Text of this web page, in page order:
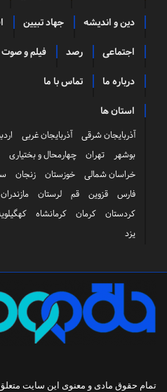
دین و اندیشه جهاد تبیین
اجتماعی رصد فیلم و صوت
درباره ما تماس با ما
استان ها
آذربایجان شرقی آذربایجان غربی
بوشهر
تهران چهارمحال و بختیاری
خراسان شمالی
خوزستان زنجان
فارس
قزوین قم لرستان مازندران
کردستان
کرمان کرمانشاه
یزد
تمام حقوق مادی و معنوی این سایت